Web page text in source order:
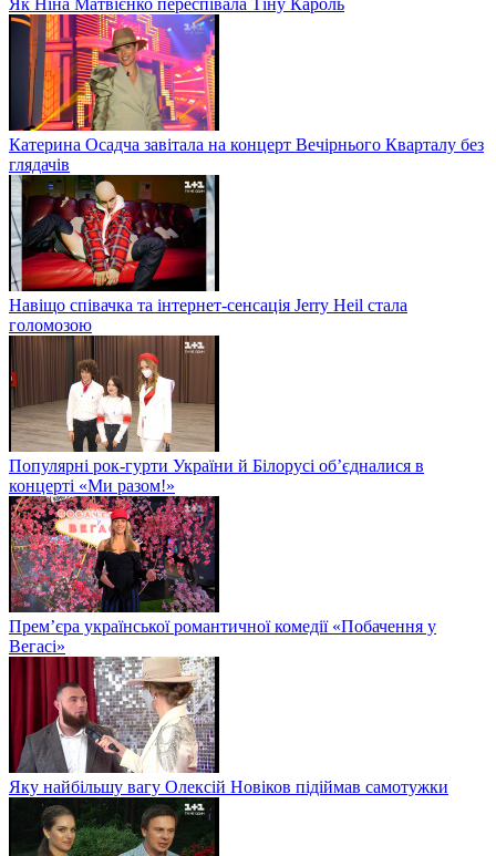
Катерина Осадча завітала на концерт Вечірнього Кварталу без
глядачів
Навіщо співачка та інтернет-сенсація Jerry Heil стала
голомозою
Популярні рок-гурти України й Білорусі об’єдналися в
концерті «Ми разом!»
Прем’єра української романтичної комедії «Побачення у
Вегасі»
Яку найбільшу вагу Олексій Новіков підіймав самотужки